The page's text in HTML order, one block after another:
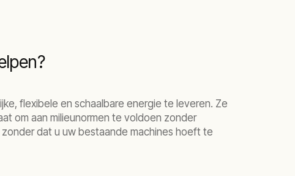
flexibele en schaalbare energie te leveren. Ze
om aan milieunormen te voldoen zonder
dat u uw bestaande machines hoeft te